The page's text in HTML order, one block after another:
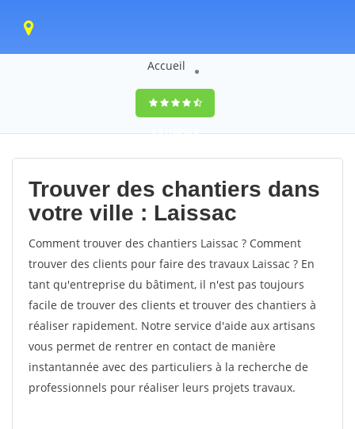
Accueil
9,5(100%)0
votes
Trouver des chantiers dans
votre ville : Laissac
Comment trouver des chantiers Laissac ? Comment
trouver des clients pour faire des travaux Laissac ? En
tant qu'entreprise du bâtiment, il n'est pas toujours
facile de trouver des clients et trouver des chantiers à
réaliser rapidement. Notre service d'aide aux artisans
vous permet de rentrer en contact de manière
instantannée avec des particuliers à la recherche de
professionnels pour réaliser leurs projets travaux.